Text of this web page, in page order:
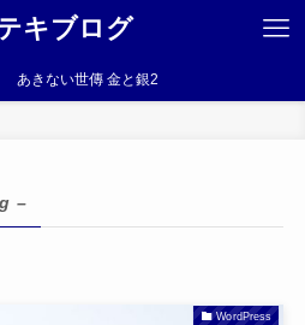
キブログ
あきない世傳 金と銀2
–
WordPress